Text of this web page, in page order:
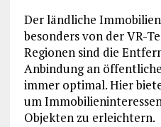
Der ländliche
besonders von der VR-
Regionen sind die
Anbindung an
immer optimal. Hier
um
Objekten zu erleichtern.